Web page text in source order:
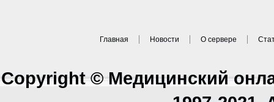
Главная Новости О сервере
Copyright © Медицинский